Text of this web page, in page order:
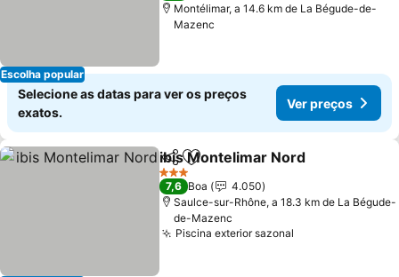
Escolha popular
Montélimar, a 14.6 km de La Bégude-de-
Mazenc
Selecione as datas para ver os preços
exatos.
Ver preços
PartilharAdicionar aos favoritos
ibis Montelimar Nord
3 Estrelas
7,6 Boa
4.050
Saulce-sur-Rhône, a 18.3 km de La Bégude-
de-Mazenc
Piscina exterior sazonal